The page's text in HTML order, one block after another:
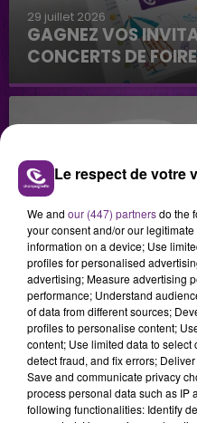
29 juillet 2026
GAGNEZ VOS
CONCERTS DE
29 juillet 2026
GAGNEZ VOTRE
PARCS DU LAC
CHAMPAGNE FM
LES PODCASTS
Le respect de votre
We and our (447) partnersdo the
your consent and/or our
information on a device; Use
profiles for personalised
advertising; Measure advertising
performance; Understand
of data from different sources;
profiles to personalise content;
content; Use limited data to select
detect fraud, and fix errors;
Save and communicate privacy
process personal data such as IP
following functionalities: Identify